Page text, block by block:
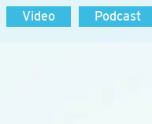
Video Podcast